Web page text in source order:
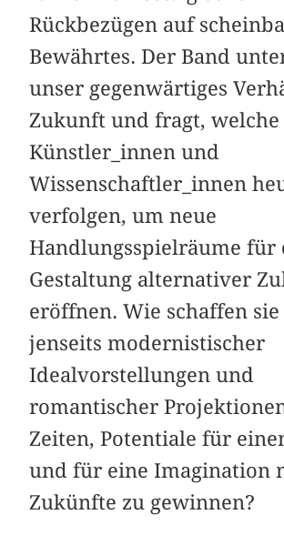
Rückbezügen auf
Bewährtes. Der Band
unser gegenwärtiges
Zukunft und fragt, welche
Künstler_innen und
Wissenschaftler_innen
verfolgen, um neue
Handlungsspielräume für
Gestaltung alternativer
eröffnen. Wie schaffen sie
jenseits modernistischer
Idealvorstellungen und
romantischer
Zeiten, Potentiale für
und für eine Imagination
Zukünfte zu gewinnen?